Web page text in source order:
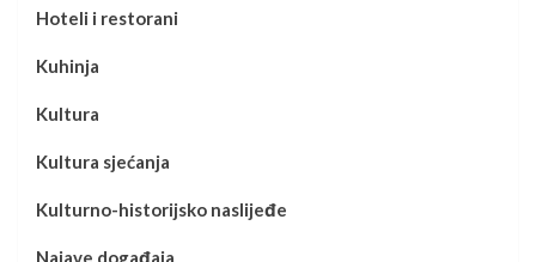
Hoteli i restorani
Kuhinja
Kultura
Kultura sjećanja
Kulturno-historijsko naslijeđe
Najave događaja